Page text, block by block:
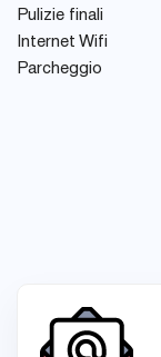
Pulizie finali
Internet Wifi
Parcheggio